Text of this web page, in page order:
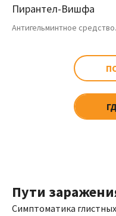
Пирантел-Вишфа
Антигельминтное средство.
Пути
Симптоматика